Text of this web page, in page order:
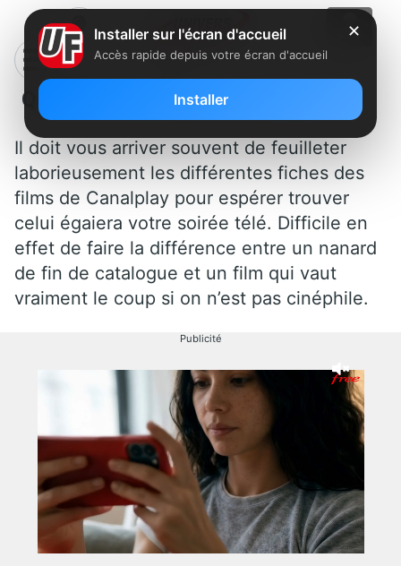
Quel film regarder sur Canalplay ?
Il doit vous arriver souvent de feuilleter
laborieusement les différentes fiches des
films de Canalplay pour espérer trouver
celui égaiera votre soirée télé. Difficile en
effet de faire la différence entre un nanard
de fin de catalogue et un film qui vaut
vraiment le coup si on n’est pas cinéphile.
Publicité
✕
Installer sur l'écran d'accueil
Accès rapide depuis votre écran d'accueil
Installer